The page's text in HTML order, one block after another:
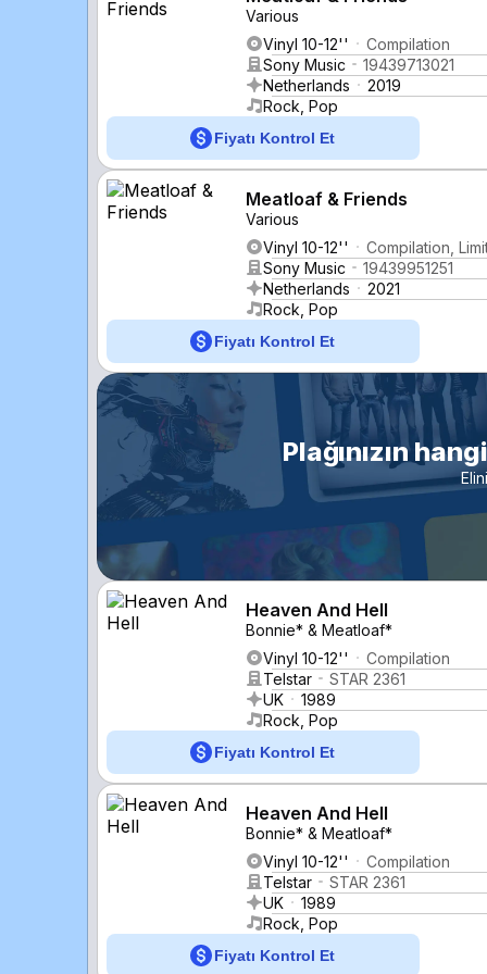
Various
Vinyl 10-12''
Compilation
Sony Music
19439713021
Netherlands
2019
Rock, Pop
Fiyatı Kontrol Et
Meatloaf & Friends
Various
Vinyl 10-12''
Compilation,
Sony Music
19439951251
Netherlands
2021
Rock, Pop
Fiyatı Kontrol Et
Plağınızın
Heaven And Hell
Bonnie* & Meatloaf*
Vinyl 10-12''
Compilation
Telstar
STAR 2361
UK
1989
Rock, Pop
Fiyatı Kontrol Et
Heaven And Hell
Bonnie* & Meatloaf*
Vinyl 10-12''
Compilation
Telstar
STAR 2361
UK
1989
Rock, Pop
Fiyatı Kontrol Et